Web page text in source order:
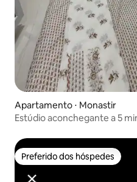
Apartamento ⋅ Monastir
Estúdio aconchegante a 5
Preferido dos hóspedes
Preferido dos hóspedes